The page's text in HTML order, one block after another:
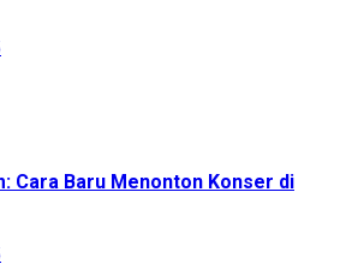
Cara Baru Menonton Konser di